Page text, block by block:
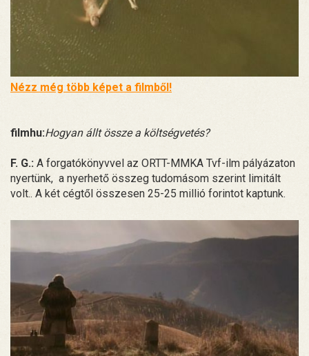
Nézz még több képet a filmből!
filmhu:Hogyan állt össze a költségvetés?
F. G.: A forgatókönyvvel az ORTT-MMKA Tvf-ilm pályázaton
nyertünk, a nyerhető összeg tudomásom szerint limitált
volt.. A két cégtől összesen 25-25 millió forintot kaptunk.